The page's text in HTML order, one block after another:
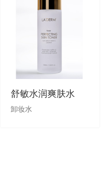
舒敏水润爽肤水
卸妆水